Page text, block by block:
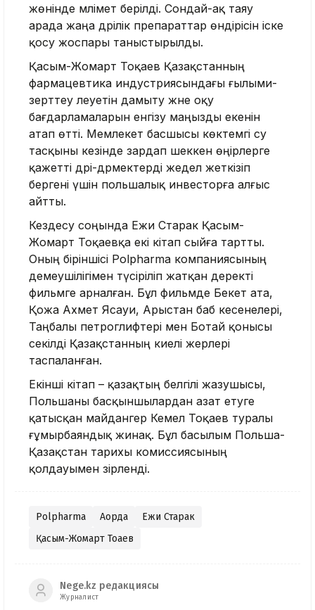
жөнінде мәлімет берілді. Сондай-ақ таяу
арада жаңа дәрілік препараттар өндірісін іске
қосу жоспары таныстырылды.
Қасым-Жомарт Тоқаев Қазақстанның
фармацевтика индустриясындағы ғылыми-
зерттеу әлеуетін дамыту және оқу
бағдарламаларын енгізу маңызды екенін
атап өтті. Мемлекет басшысы көктемгі су
тасқыны кезінде зардап шеккен өңірлерге
қажетті дәрі-дәрмектерді жедел жеткізіп
бергені үшін польшалық инвесторға алғыс
айтты.
Кездесу соңында Ежи Старак Қасым-
Жомарт Тоқаевқа екі кітап сыйға тартты.
Оның біріншісі Polpharma компаниясының
демеушілігімен түсіріліп жатқан деректі
фильмге арналған. Бұл фильмде Бекет ата,
Қожа Ахмет Ясауи, Арыстан баб кесенелері,
Таңбалы петроглифтері мен Ботай қонысы
секілді Қазақстанның киелі жерлері
таспаланған.
Екінші кітап – қазақтың белгілі жазушысы,
Польшаны басқыншылардан азат етуге
қатысқан майдангер Кемел Тоқаев туралы
ғұмырбаяндық жинақ. Бұл басылым Польша-
Қазақстан тарихы комиссиясының
қолдауымен әзірленді.
Polpharma Ақорда
Ежи Старак
Қасым-Жомарт Тоқаев
Nege.kz редакциясы
Журналист